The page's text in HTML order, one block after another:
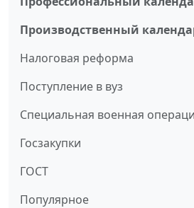
Производственный
Налоговая реформа
Поступление в вуз
Специальная военная
Госзакупки
ГОСТ
Популярное